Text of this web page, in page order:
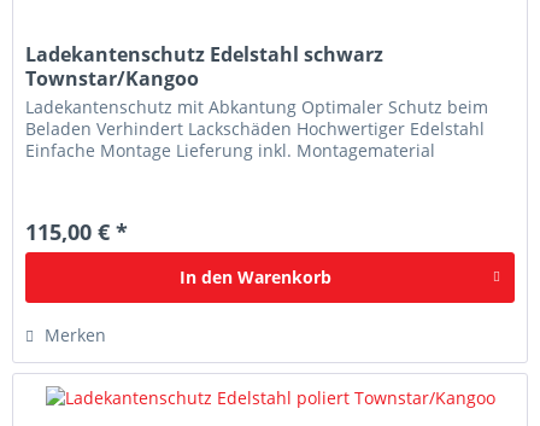
Ladekantenschutz Edelstahl schwarz
Townstar/Kangoo
Ladekantenschutz mit Abkantung Optimaler Schutz beim
Beladen Verhindert Lackschäden Hochwertiger Edelstahl
Einfache Montage Lieferung inkl. Montagematerial
115,00 € *
In den Warenkorb
Merken